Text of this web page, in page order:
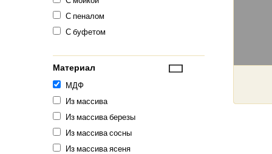
С пеналом
С буфетом
Материал
МДФ
Из массива
Из массива березы
Из массива сосны
Из массива ясеня